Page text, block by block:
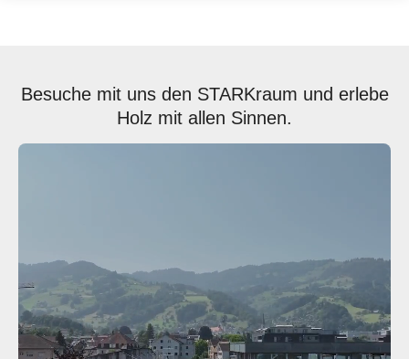
Besuche mit uns den STARKraum und erlebe
Holz mit allen Sinnen.